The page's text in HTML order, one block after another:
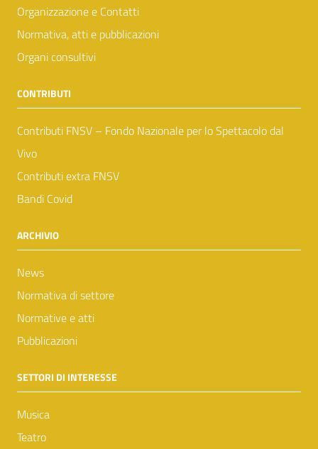
Organizzazione e Contatti
Normativa, atti e pubblicazioni
Organi consultivi
CONTRIBUTI
Contributi FNSV – Fondo Nazionale per lo Spettacolo dal
Vivo
Contributi extra FNSV
Bandi Covid
ARCHIVIO
News
Normativa di settore
Normative e atti
Pubblicazioni
SETTORI DI INTERESSE
Musica
Teatro